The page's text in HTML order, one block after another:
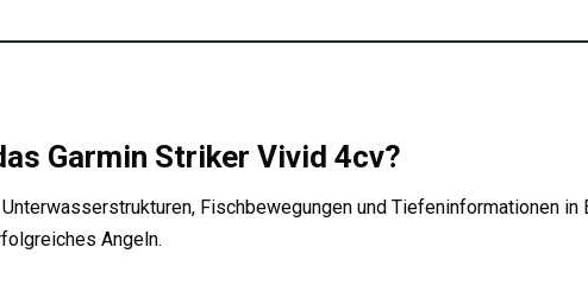
Garmin Striker Vivid 4cv?
Fischbewegungen und Tiefeninformationen
Angeln.